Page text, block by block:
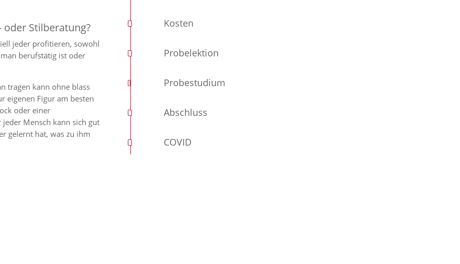
Stilberatung?
jeder profitieren, sowohl
berufstätig ist oder
tragen kann ohne blass
eigenen Figur am besten
oder einer
jeder Mensch kann sich gut
gelernt hat, was zu ihm
Kosten
Probelektion
Probestudium
Abschluss
COVID